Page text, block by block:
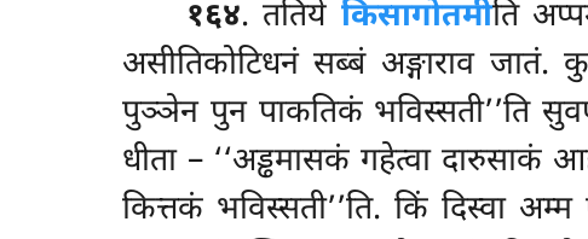
१६४. ततिये किसागोतमीति
असीतिकोटिधनं सब्बं अङ्गाराव जातं.
पुञ्ञेन पुन पाकतिकं भविस्सती’’ति
धीता – ‘‘अड्ढमासकं गहेत्वा दारुसाकं
कित्तकं भविस्सती’’ति. किं दिस्वा